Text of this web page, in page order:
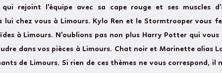
rejoint l'équipe avec sa cape rouge et ses muscles
chez vous à Limours. Kylo Ren et le Stormtrooper vous
à Limours. N'oublions pas non plus Harry Potter qui
dans vos pièces à Limours. Chat noir et Marinette alias
de Limours. Si rien de ces thèmes ne vous correspond, il